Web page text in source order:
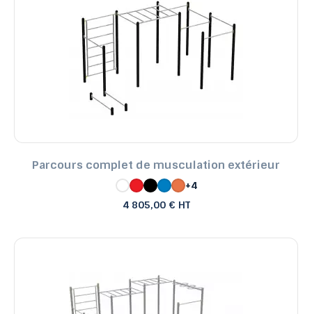
Parcours complet de musculation extérieur
+4
4 805,00 € HT